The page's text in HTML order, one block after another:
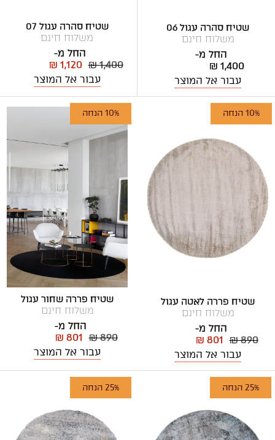
שטיח סהרה עגול 06
משלוח חינם
החל מ-
₪ 1,400
עבור אל המוצר
שטיח סהרה עגול 07
משלוח חינם
החל מ-
₪ 1,400
₪ 1,120
עבור אל המוצר
10% הנחה
שטיח פררה לאטה עגול
משלוח חינם
החל מ-
₪ 890
₪ 801
עבור אל המוצר
10% הנחה
שטיח פררה שחור עגול
משלוח חינם
החל מ-
₪ 890
₪ 801
עבור אל המוצר
25% הנחה 25% הנחה